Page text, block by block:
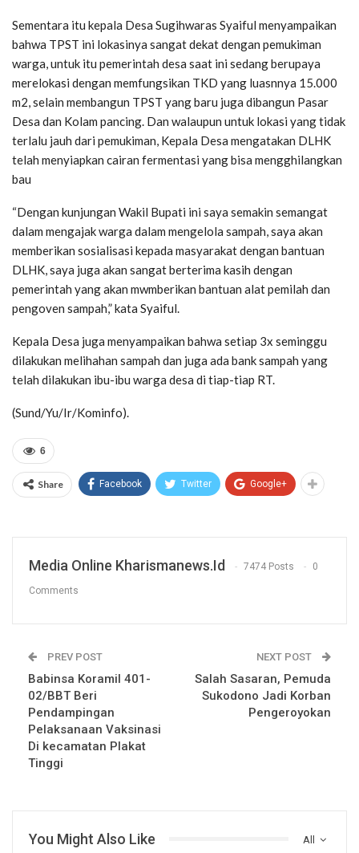
Sementara itu kepala Desa Sugihwaras Syaiful menyampaikan
bahwa TPST ini lokasinya sangat dekat dengan pemukiman
warga, untuk itu pemerintah desa saat ini sedang berupaya
merelokasi dengan memfungsikan TKD yang luasnnya 15.000
m2, selain membangun TPST yang baru juga dibangun Pasar
Desa dan Kolam pancing. Dan walaupun untuk lokasi yang tidak
terlalu jauh dari pemukiman, Kepala Desa mengatakan DLHK
telah menyiapkan cairan fermentasi yang bisa mengghilangkan
bau
“Dengan kunjungan Wakil Bupati ini saya semakin semangat
dalam mengajak warga dalam mengelola sampah, saya akan
memberikan sosialisasi kepada masyarakat dengan bantuan
DLHK, saya juga akan sangat berterima kasih dengan
pemerintah yang akan mwmberikan bantuan alat pemilah dan
pengoven sampah,” kata Syaiful.
Kepala Desa juga menyampaikan bahwa setiap 3x seminggu
dilakukan melihahan sampah dan juga ada bank sampah yang
telah dilakukan ibu-ibu warga desa di tiap-tiap RT.
(Sund/Yu/Ir/Kominfo).
6
Share Facebook Twitter Google+
Media Online Kharismanews.id 7474 Posts 0
Comments
PREV POST
Babinsa Koramil 401-
02/BBT Beri
Pendampingan
Pelaksanaan Vaksinasi
Di kecamatan Plakat
Tinggi
NEXT POST
Salah Sasaran, Pemuda
Sukodono Jadi Korban
Pengeroyokan
All
You Might Also Like